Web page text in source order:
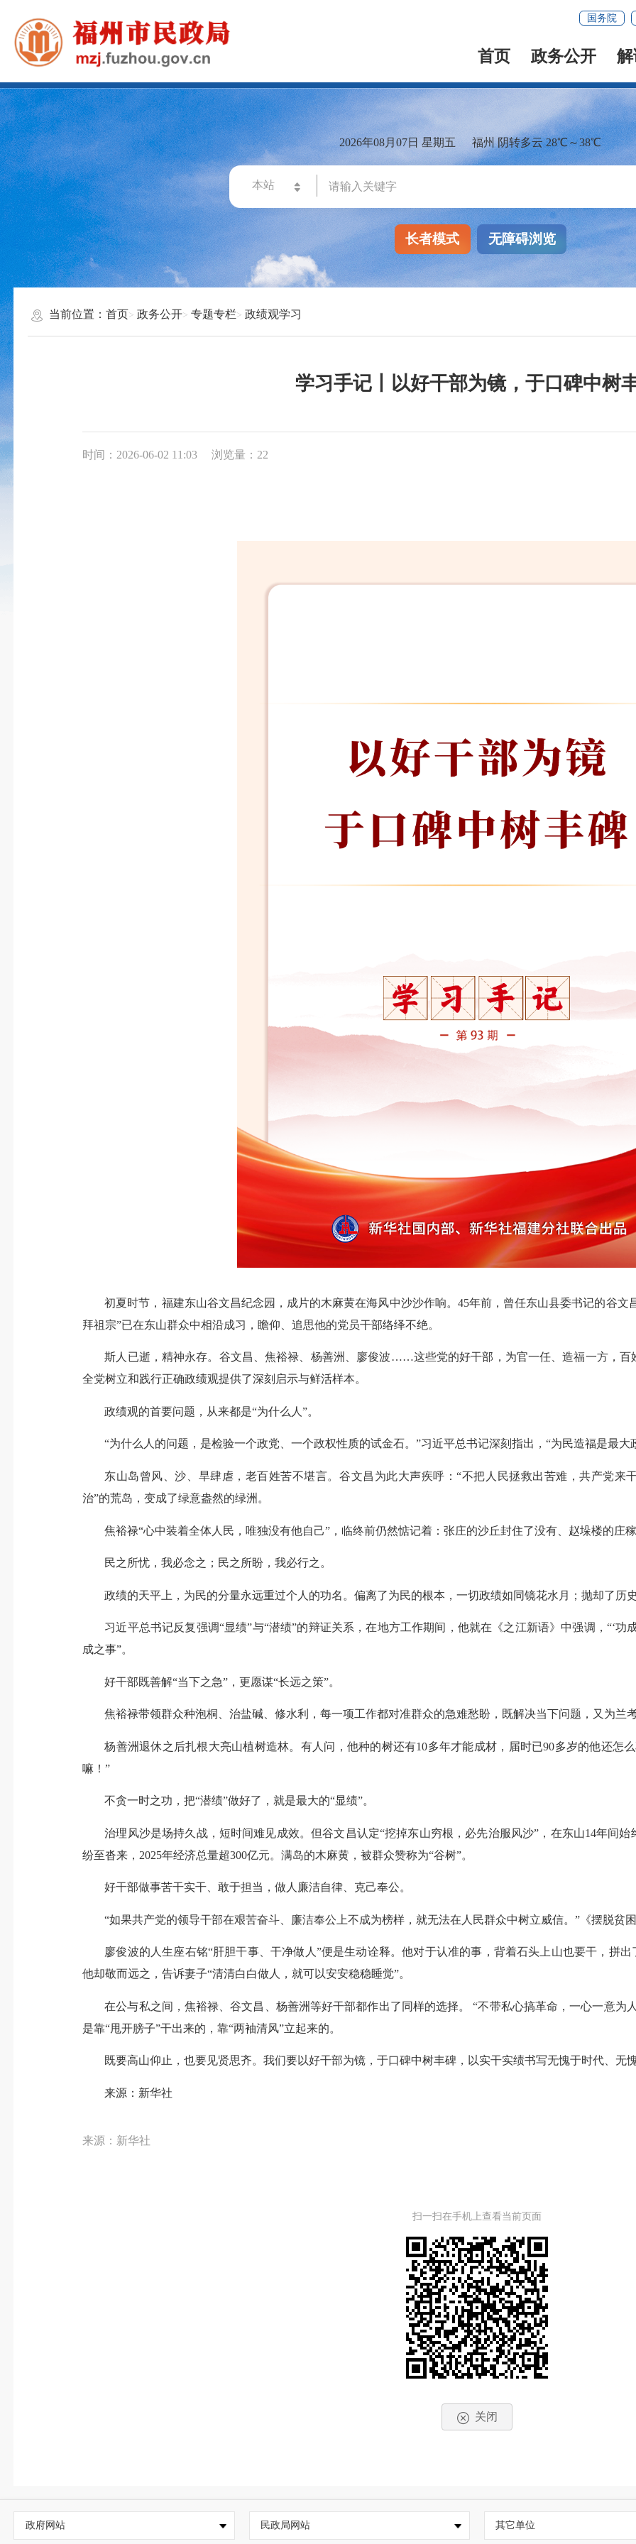
国务院
首页 政务公开
2026年08月07日 星期五 福州 阴转多云 28℃～38℃
长者模式 无障碍浏览
当前位置：首页 政务公开 专题专栏 政绩观学习
学习手记丨以好干部为镜，于口碑中树
时间：2026-06-02 11:03 浏览量：22
初夏时节，福建东山谷文昌纪念园，成片的木麻黄在海风中沙沙作响。45年前，曾任东山县委书记的谷文
拜祖宗”已在东山群众中相沿成习，瞻仰、追思他的党员干部络绎不绝。
斯人已逝，精神永存。谷文昌、焦裕禄、杨善洲、廖俊波……这些党的好干部，为官一任、造福一方，百
全党树立和践行正确政绩观提供了深刻启示与鲜活样本。
政绩观的首要问题，从来都是“为什么人”。
“为什么人的问题，是检验一个政党、一个政权性质的试金石。”习近平总书记深刻指出，“为民造福是最大
东山岛曾风、沙、旱肆虐，老百姓苦不堪言。谷文昌为此大声疾呼：“不把人民拯救出苦难，共产党来
治”的荒岛，变成了绿意盎然的绿洲。
焦裕禄“心中装着全体人民，唯独没有他自己”，临终前仍然惦记着：张庄的沙丘封住了没有、赵垛楼的
民之所忧，我必念之；民之所盼，我必行之。
政绩的天平上，为民的分量永远重过个人的功名。偏离了为民的根本，一切政绩如同镜花水月；抛却了历
习近平总书记反复强调“显绩”与“潜绩”的辩证关系，在地方工作期间，他就在《之江新语》中强调，“‘功
成之事”。
好干部既善解“当下之急”，更愿谋“长远之策”。
焦裕禄带领群众种泡桐、治盐碱、修水利，每一项工作都对准群众的急难愁盼，既解决当下问题，又为兰
杨善洲退休之后扎根大亮山植树造林。有人问，他种的树还有10多年才能成材，届时已90多岁的他还怎
嘛！”
不贪一时之功，把“潜绩”做好了，就是最大的“显绩”。
治理风沙是场持久战，短时间难见成效。但谷文昌认定“挖掉东山穷根，必先治服风沙”，在东山14年间
纷至沓来，2025年经济总量超300亿元。满岛的木麻黄，被群众赞称为“谷树”。
好干部做事苦干实干、敢于担当，做人廉洁自律、克己奉公。
“如果共产党的领导干部在艰苦奋斗、廉洁奉公上不成为榜样，就无法在人民群众中树立威信。”《摆脱贫
廖俊波的人生座右铭“肝胆干事、干净做人”便是生动诠释。他对于认准的事，背着石头上山也要干，拼
他却敬而远之，告诉妻子“清清白白做人，就可以安安稳稳睡觉”。
在公与私之间，焦裕禄、谷文昌、杨善洲等好干部都作出了同样的选择。 “不带私心搞革命，一心一意为
是靠“甩开膀子”干出来的，靠“两袖清风”立起来的。
既要高山仰止，也要见贤思齐。我们要以好干部为镜，于口碑中树丰碑，以实干实绩书写无愧于时代、无
来源：新华社
来源：新华社
扫一扫在手机上查看当前页面
关闭
政府网站 民政局网站 其它单位